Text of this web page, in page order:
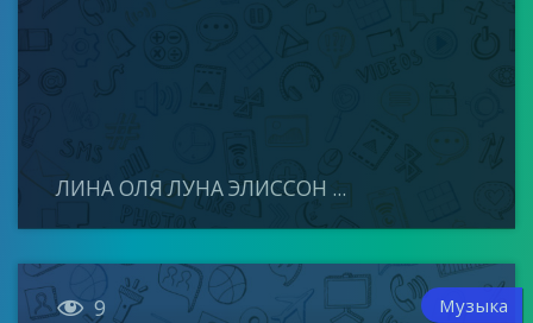
ЛИНА ОЛЯ ЛУНА ЭЛИССОН ...
 9 Музыка